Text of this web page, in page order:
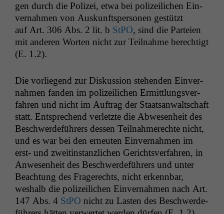
gen durch die Polizei, etwa bei polizeilichen Ein­
ver­nah­men von Auskun­ftsper­so­n­en gestützt
auf Art. 306 Abs. 2 lit. b StPO, sind die Parteien
mit anderen Worten nicht zur Teil­nahme berechtigt
(E. 1.2).
Die vor­liegend zur Diskus­sion ste­hen­den Ein­ver­
nah­men fan­den im polizeilichen Ermit­tlungsver­
fahren und nicht im Auf­trag der Staat­san­waltschaft
statt. Entsprechend ver­let­zte die Abwe­sen­heit des
Beschw­erde­führers dessen Teil­nah­merechte nicht,
und es war bei den erneuten Ein­ver­nah­men im
erst- und zweitin­stan­zlichen Gerichtsver­fahren, in
Anwe­sen­heit des Beschw­erde­führers und unter
Beach­tung des Fragerechts, nicht erkennbar,
weshalb die polizeilichen Ein­ver­nah­men nach Art.
147 Abs. 4 StPO nicht zu Las­ten des Beschw­erde­